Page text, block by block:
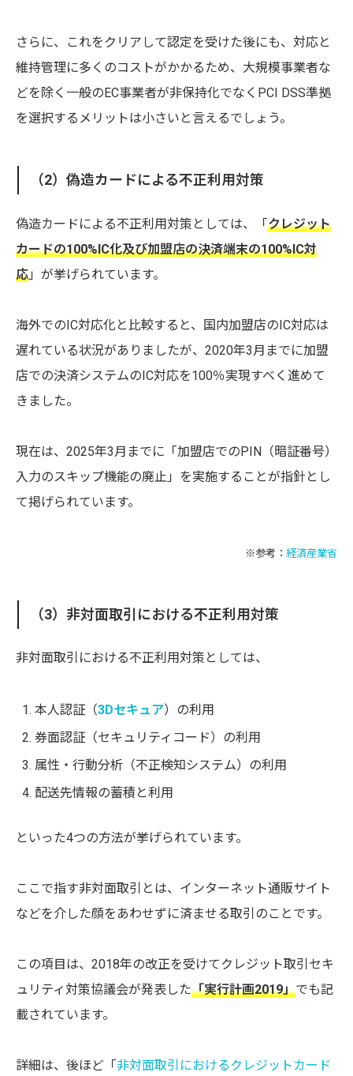
さらに、これをクリアして認定を受けた後にも、対応と
維持管理に多くのコストがかかるため、大規模事業者な
どを除く一般のEC事業者が非保持化でなくPCI DSS準拠
を選択するメリットは小さいと言えるでしょう。
（2）偽造カードによる不正利用対策
偽造カードによる不正利用対策としては、「クレジット
カードの100%IC化及び加盟店の決済端末の100%IC対
応 」が挙げられています。
海外でのIC対応化と比較すると、国内加盟店のIC対応は
遅れている状況がありましたが、2020年3月までに加盟
店での決済システムのIC対応を100％実現すべく進めて
きました。
現在は、2025年3月までに「加盟店でのPIN（暗証番号）
入力のスキップ機能の廃止」を実施することが指針とし
て掲げられています。
※参考： 経済産業省
（3）非対面取引における不正利用対策
非対面取引における不正利用対策としては、
本人認証（3Dセキュア）の利用
券面認証（セキュリティコード）の利用
属性・行動分析（不正検知システム）の利用
配送先情報の蓄積と利用
といった4つの方法が挙げられています。
ここで指す非対面取引とは、インターネット通販サイト
などを介した顔をあわせずに済ませる取引のことです。
この項目は、2018年の改正を受けてクレジット取引セキ
ュリティ対策協議会が発表した「実行計画2019」でも記
載されています。
詳細は、後ほど「 非対面取引におけるクレジットカード